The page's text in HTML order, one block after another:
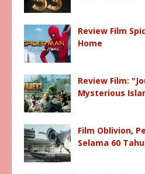
Review Film
Home
Review Film:
Mysterious
Film Oblivion,
Selama 60